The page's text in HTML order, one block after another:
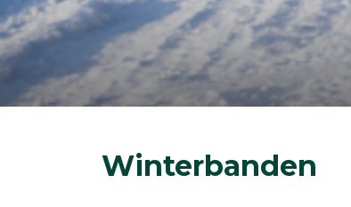
Winterbanden